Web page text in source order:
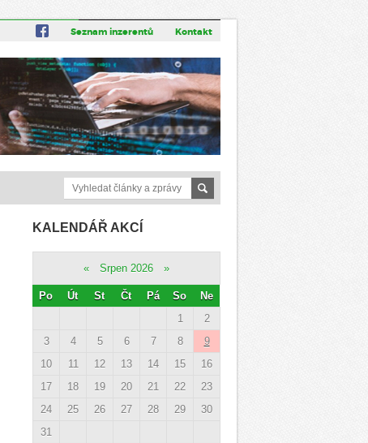
Seznam inzerentů Kontakt
KALENDÁŘ AKCÍ
« Srpen 2026 »
Po Út St Čt Pá So
Ne
1
2
3
4 5 6 7 8
9
10
11 12 13 14 15
16
17
18 19 20 21 22
23
24
25 26 27 28 29
30
31